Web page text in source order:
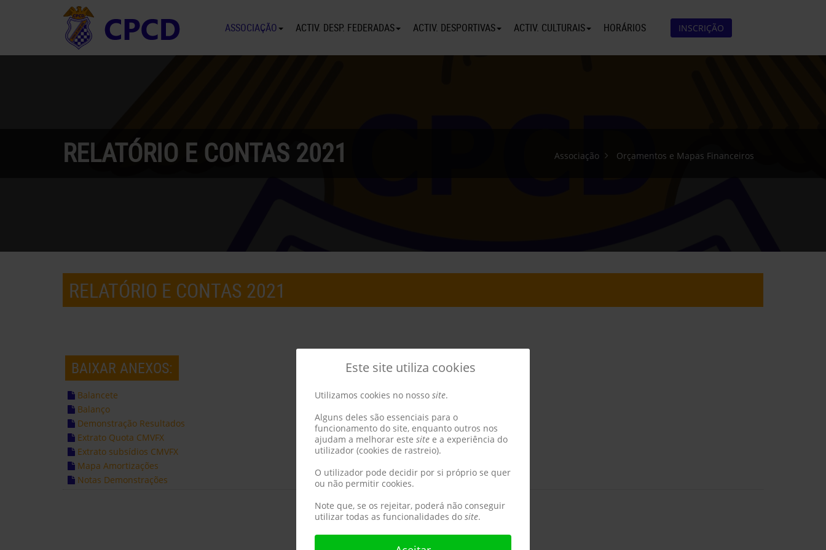
ASSOCIAÇÃO ACTIV. DESP. FEDERADAS ACTIV. DESPORTIVAS ACTIV. CULTURAIS HORÁRIOS INSCRIÇÃO
RELATÓRIO E CONTAS 2021 Associação Orçamentos e Mapas Financeiros
RELATÓRIO E CONTAS 2021
BAIXAR ANEXOS:
Balancete
Balanço
Demonstração Resultados
Extrato Quota CMVFX
Extrato subsídios CMVFX
Mapa Amortizações
Notas Demonstrações
Este site utiliza cookies
Utilizamos cookies no nosso site.
Alguns deles são essenciais para o
funcionamento do site, enquanto outros nos
ajudam a melhorar este site e a experiência do
utilizador (cookies de rastreio).
O utilizador pode decidir por si próprio se quer
ou não permitir cookies.
Note que, se os rejeitar, poderá não conseguir
utilizar todas as funcionalidades do site.